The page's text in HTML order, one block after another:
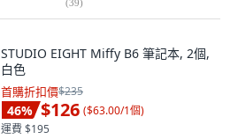
(39)
STUDIO EIGHT Miffy B6 筆記本, 2個,
白色
首購折扣價$235
46% $126 ($63.00/1個)
運費 $195